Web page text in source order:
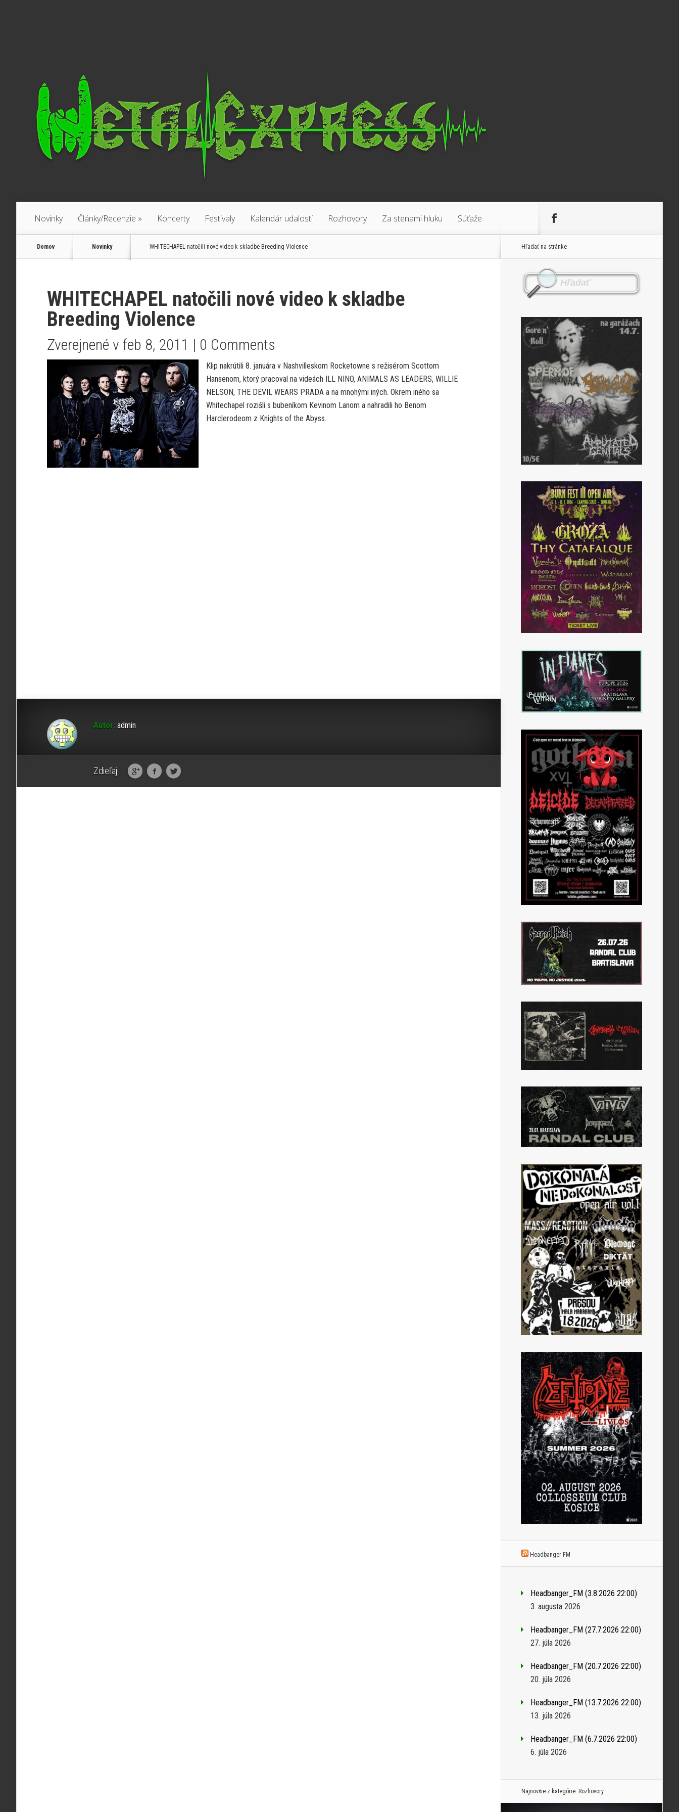
Novinky Články/Recenzie » Koncerty Festivaly Kalendár udalostí Rozhovory Za stenami hluku Súťaže
Domov Novinky WHITECHAPEL natočili nové video k skladbe Breeding Violence
WHITECHAPEL natočili nové video k skladbe
Breeding Violence
Zverejnené v feb 8, 2011 | 0 Comments
Klip nakrútili 8. januára v Nashvilleskom Rocketowne s režisérom Scottom
Hansenom, ktorý pracoval na videách ILL NINO, ANIMALS AS LEADERS, WILLIE
NELSON, THE DEVIL WEARS PRADA a na mnohými iných. Okrem iného sa
Whitechapel rozišli s bubeníkom Kevinom Lanom a nahradili ho Benom
Harclerodeom z Knights of the Abyss.
Autor: admin
Zdieľaj
Hľadať na stránke
Headbanger FM
Headbanger_FM (3.8.2026 22:00)
3. augusta 2026
Headbanger_FM (27.7.2026 22:00)
27. júla 2026
Headbanger_FM (20.7.2026 22:00)
20. júla 2026
Headbanger_FM (13.7.2026 22:00)
13. júla 2026
Headbanger_FM (6.7.2026 22:00)
6. júla 2026
Najnovšie z kategórie: Rozhovory